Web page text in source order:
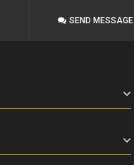
SEND MESSAGE